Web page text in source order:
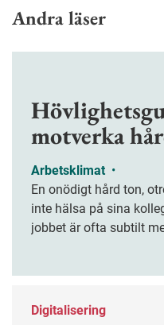
Andra läser
motverka
Arbetsklimat •
En onödigt hård ton,
inte hälsa på sina
jobbet är ofta subtilt
Digitalisering